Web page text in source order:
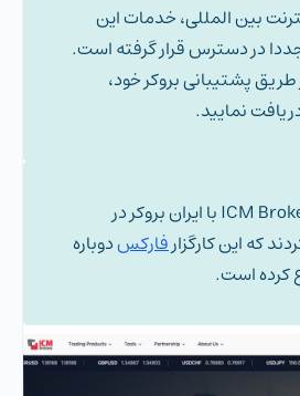
140
بین المللی، خدمات این
در دسترس قرار گرفته است.
پشتیبانی بروکر خود،
نمایید.
طی تماس بروکر ICM Brokers با ایران بروکر در
فارکسدوباره
کرده است.